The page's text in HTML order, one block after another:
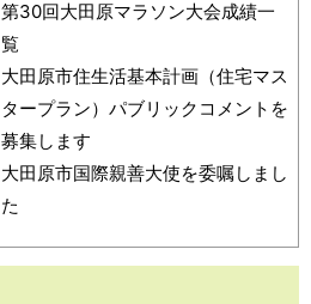
第30回大田原マラソン大会成績一
覧
大田原市住生活基本計画（住宅マス
タープラン）パブリックコメントを
募集します
大田原市国際親善大使を委嘱しまし
た